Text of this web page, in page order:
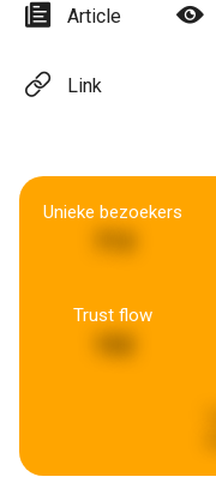
Article
Link
Unieke bezoekers
Trust flow